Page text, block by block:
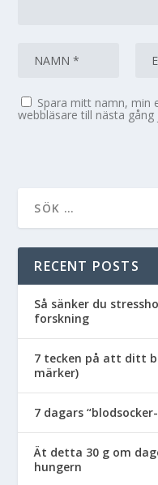
Spara mitt namn, min
webbläsare till nästa
RECENT POSTS
Så sänker du
forskning
7 tecken på att ditt
märker)
7 dagars
Ät detta 30 g om
hungern